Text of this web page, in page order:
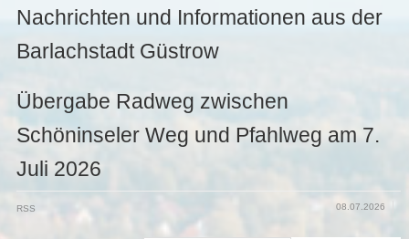
Nachrichten und Informationen aus der
Barlachstadt Güstrow
Übergabe Radweg zwischen
Schöninseler Weg und Pfahlweg am 7.
Juli 2026
08.07.2026
RSS